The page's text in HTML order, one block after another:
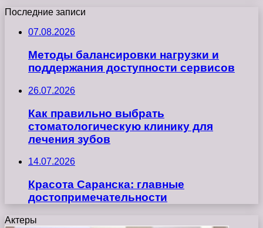
Последние записи
07.08.2026
Методы балансировки нагрузки и
поддержания доступности сервисов
26.07.2026
Как правильно выбрать
стоматологическую клинику для
лечения зубов
14.07.2026
Красота Саранска: главные
достопримечательности
Актеры